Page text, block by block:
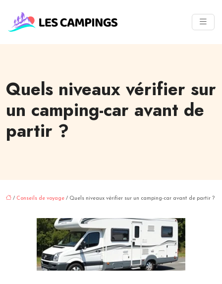
Quels niveaux vérifier sur
un camping-car avant de
partir ?
/ Conseils de voyage / Quels niveaux vérifier sur un camping-car avant de partir ?